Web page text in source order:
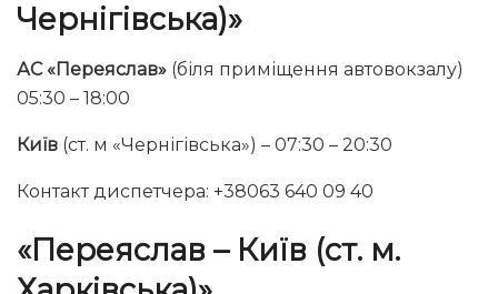
Чернігівська)»
АС «Переяслав» (біля приміщення автовокзалу)
05:30 – 18:00
Київ (ст. м «Чернігівська») – 07:30 – 20:30
Контакт диспетчера: +38063 640 09 40
«Переяслав – Київ (ст. м.